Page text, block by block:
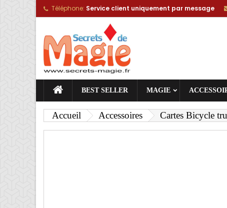
Téléphone: Service client uniquement par message
BEST SELLER MAGIE
Accueil Accessoires Cartes Bicycle